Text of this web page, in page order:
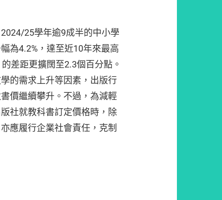
25學年逾9成半的中小學
為4.2%，達至近10年來最高
差距更擴闊至2.3個百分點。
的需求上升等因素，出版行
價繼續攀升。不過，為減輕
社就教科書訂定價格時，除
應履行企業社會責任，克制